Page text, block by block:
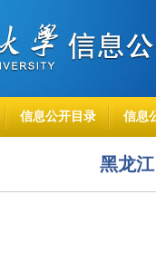
信息公开目录 信息
黑龙